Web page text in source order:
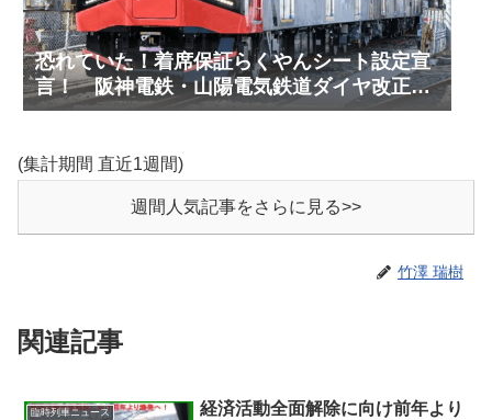
恐れていた！着席保証らくやんシート設定宣
言！ 阪神電鉄・山陽電気鉄道ダイヤ改正予
測(2027年3月予定)
(集計期間 直近1週間)
週間人気記事をさらに見る>>
竹澤 瑞樹
関連記事
臨時列車ニュース
経済活動全面解除に向け前年より